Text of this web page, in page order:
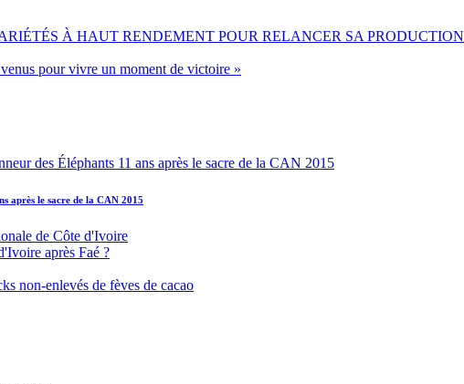
À HAUT RENDEMENT POUR RELANCER SA PRODUCTION
pour vivre un moment de victoire »
après le sacre de la CAN 2015
de Côte d'Ivoire
après Faé ?
non-enlevés de fèves de cacao